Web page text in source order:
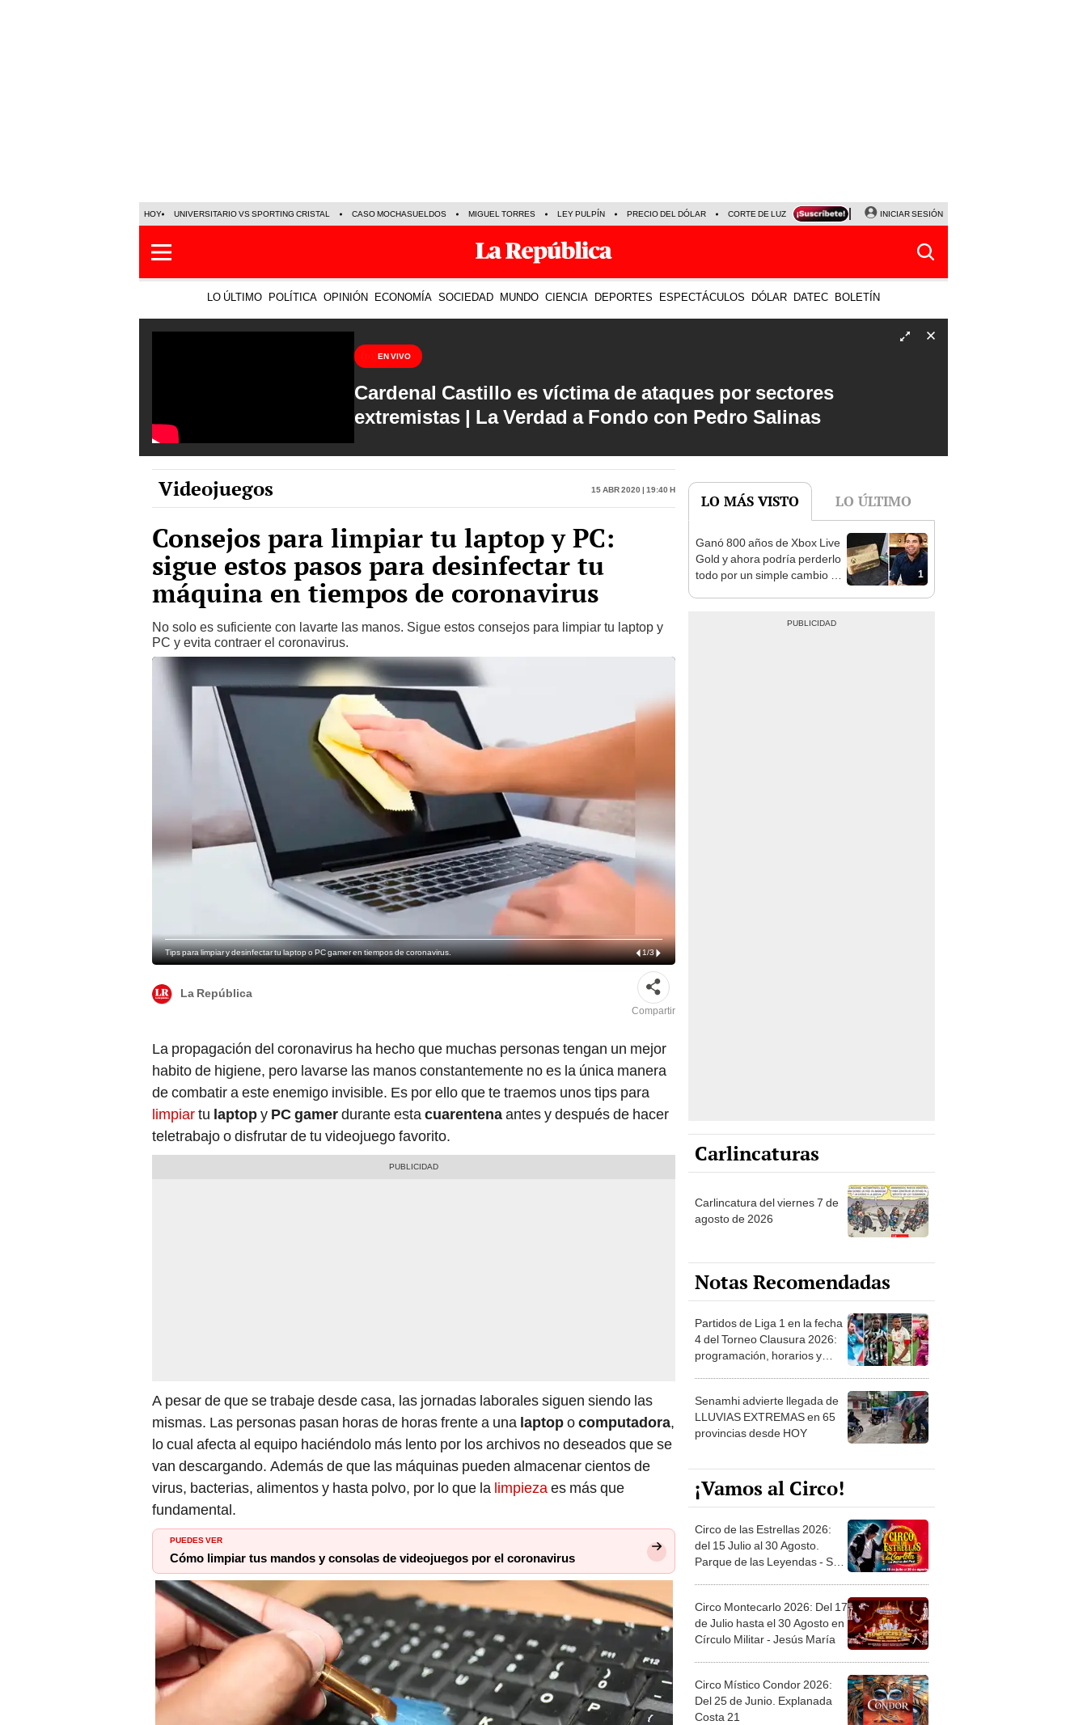
HOY UNIVERSITARIO VS SPORTING CRISTAL CASO MOCHASUELDOS MIGUEL TORRES LEY PULPÍN PRECIO DEL DÓLAR CORTE DE LUZ VIERNES 7 DE AGOSTO ALBERTO BENAVIDES
INICIAR SESIÓN
LO ÚLTIMO POLÍTICA OPINIÓN ECONOMÍA SOCIEDAD MUNDO CIENCIA DEPORTES ESPECTÁCULOS DÓLAR DATEC BOLETÍN
EN VIVO
Cardenal Castillo es víctima de ataques por sectores
extremistas | La Verdad a Fondo con Pedro Salinas
Videojuegos 15 Abr 2020 | 19:40 h
Consejos para limpiar tu laptop y PC:
sigue estos pasos para desinfectar tu
máquina en tiempos de coronavirus
No solo es suficiente con lavarte las manos. Sigue estos consejos para limpiar tu laptop y
PC y evita contraer el coronavirus.
Tips para limpiar y desinfectar tu laptop o PC gamer en tiempos de coronavirus. 1/3
La República
Compartir
La propagación del coronavirus ha hecho que muchas personas tengan un mejor
habito de higiene, pero lavarse las manos constantemente no es la única manera
de combatir a este enemigo invisible. Es por ello que te traemos unos tips para
limpiartu laptopy PC gamerdurante esta cuarentenaantes y después de hacer
teletrabajo o disfrutar de tu videojuego favorito.
A pesar de que se trabaje desde casa, las jornadas laborales siguen siendo las
mismas. Las personas pasan horas de horas frente a una laptopocomputadora,
lo cual afecta al equipo haciéndolo más lento por los archivos no deseados que se
van descargando. Además de que las máquinas pueden almacenar cientos de
virus, bacterias, alimentos y hasta polvo, por lo que la limpiezaes más que
fundamental.
PUEDES VER
Cómo limpiar tus mandos y consolas de videojuegos por el coronavirus
LO MÁS VISTO LO ÚLTIMO
1
Ganó 800 años de Xbox Live
Gold y ahora podría perderlo
todo por un simple cambio de
Carlincaturas
Carlincatura del viernes 7 de
agosto de 2026
Notas Recomendadas
Partidos de Liga 1 en la fecha
4 del Torneo Clausura 2026:
programación, horarios y
Senamhi advierte llegada de
LLUVIAS EXTREMAS en 65
provincias desde HOY
¡Vamos al Circo!
Circo de las Estrellas 2026:
del 15 Julio al 30 Agosto.
Parque de las Leyendas - San
Circo Montecarlo 2026: Del 17
de Julio hasta el 30 Agosto en
Círculo Militar - Jesús María
Circo Místico Condor 2026:
Del 25 de Junio. Explanada
Costa 21